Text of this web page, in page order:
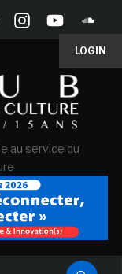
LOGIN
au service du